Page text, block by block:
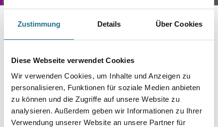
Zustimmung Details Über Cookies
Diese Webseite verwendet Cookies
Wir verwenden Cookies, um Inhalte und Anzeigen zu
personalisieren, Funktionen für soziale Medien anbieten
zu können und die Zugriffe auf unsere Website zu
analysieren. Außerdem geben wir Informationen zu Ihrer
Verwendung unserer Website an unsere Partner für
EIN KLEINER ZWISCHENFALL
IST AUFGETRETEN
Keine Sorge, wir pinseln schon an der Lösung und
werden das Problem so schnell wie möglich beheben.
Erkunden Sie in der Zwischenzeit unseren Online-Shop
und lassen Sie sich inspirieren.